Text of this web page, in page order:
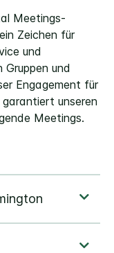
Meetings-
Zeichen für
und
Gruppen und
Engagement für
unseren
Meetings.